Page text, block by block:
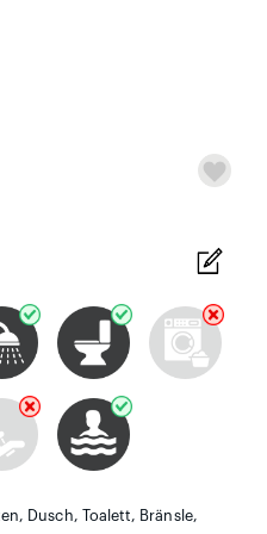
Dusch, Toalett, Bränsle,